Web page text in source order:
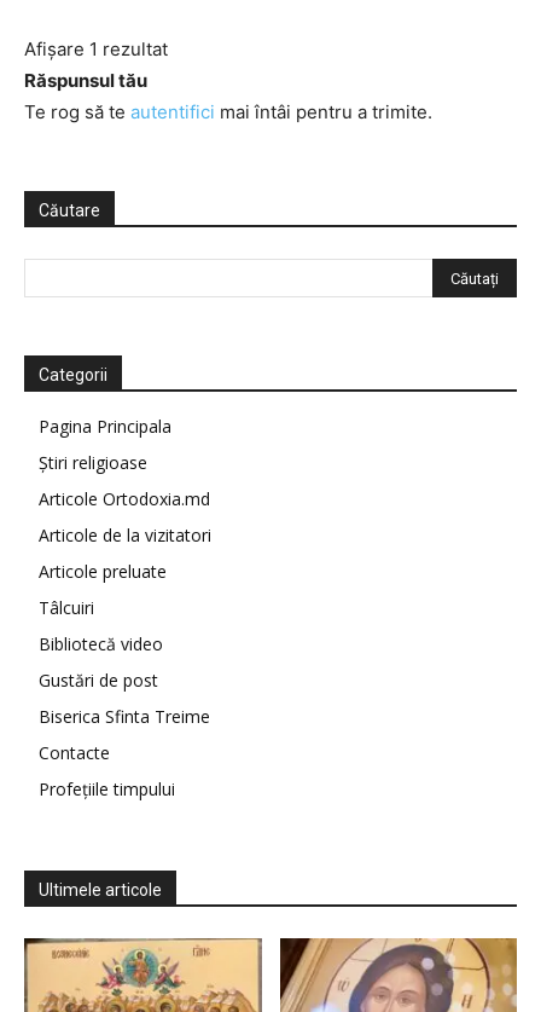
Afișare 1 rezultat
Răspunsul tău
Te rog să te autentifici mai întâi pentru a trimite.
Căutare
Categorii
Pagina Principala
Știri religioase
Articole Ortodoxia.md
Articole de la vizitatori
Articole preluate
Tâlcuiri
Bibliotecă video
Gustări de post
Biserica Sfinta Treime
Contacte
Profețiile timpului
Ultimele articole